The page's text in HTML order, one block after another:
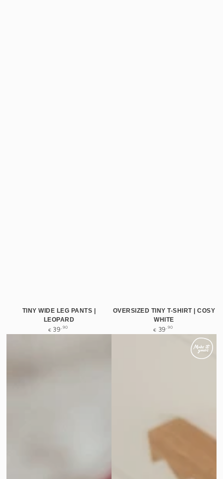
TINY WIDE LEG PANTS |
LEOPARD
Normale
€ 39 ,90
OVERSIZED TINY T-SHIRT | COSY
WHITE
Normale
€ 39 ,90